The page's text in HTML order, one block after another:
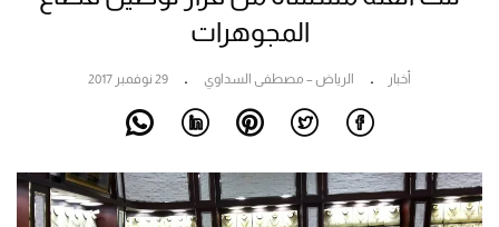
المجوهرات
أخبار الرياض – مصطفى السداوي 29 نوفمبر 2017